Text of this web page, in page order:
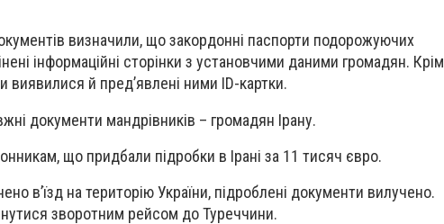
визначили, що закордонні паспорти подорожуючих
інформаційні сторінки з установчими даними громадян. Крім
виявилися й пред’явлені ними ID-картки.
документи мандрівників – громадян Ірану.
що придбали підробки в Ірані за 11 тисяч євро.
в’їзд на територію України, підроблені документи вилучено.
зворотним рейсом до Туреччини.